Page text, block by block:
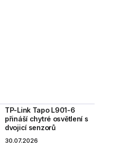
TP-Link Tapo L901-6
přináší chytré osvětlení s
dvojicí senzorů
30.07.2026